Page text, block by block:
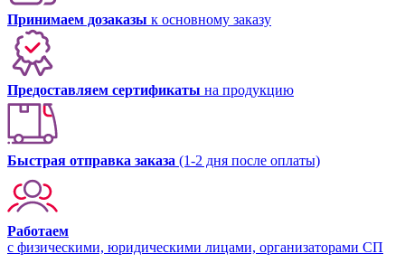
Принимаем дозаказы к основному заказу
Предоставляем сертификаты на продукцию
Быстрая отправка заказа (1-2 дня после оплаты)
Работаем
с физическими, юридическими лицами, организаторами СП